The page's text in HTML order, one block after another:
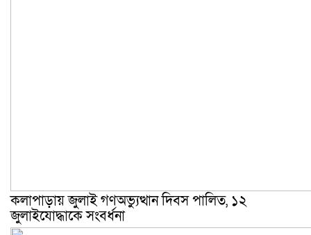
কলাপাড়ায় জুলাই গণঅভ্যুত্থান দিবস পালিত, ১২
জুলাইযোদ্ধাকে সংবর্ধনা